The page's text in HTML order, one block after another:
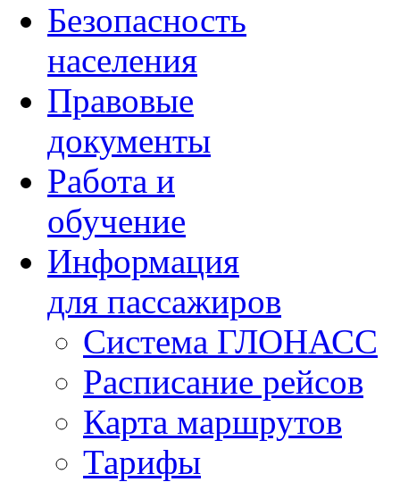
Безопасность
населения
Правовые
документы
Работа и
обучение
Информация
для пассажиров
Система ГЛОНАСС
Расписание рейсов
Карта маршрутов
Тарифы